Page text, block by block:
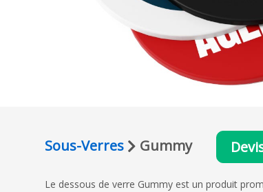
Sous-Verres Gummy
Le dessous de verre Gummy est un produit